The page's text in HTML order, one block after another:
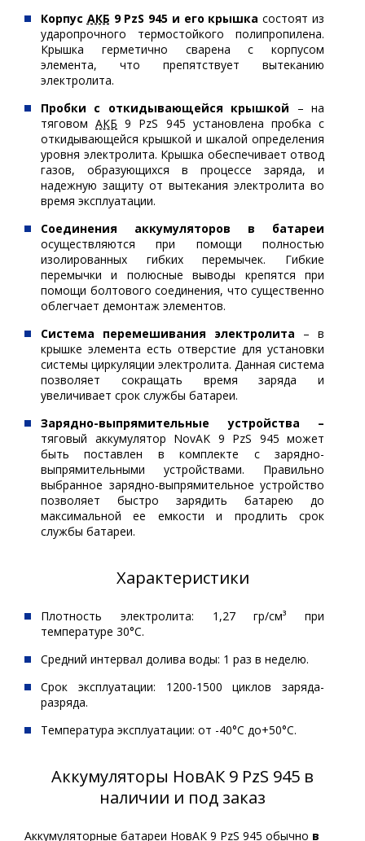
Корпус АКБ 9 PzS 945 и его крышка состоят из
ударопрочного термостойкого полипропилена.
Крышка герметично сварена с корпусом
элемента, что препятствует вытеканию
электролита.
Пробки с откидывающейся крышкой – на
тяговомАКБ 9 PzS 945 установлена пробка с
откидывающейся крышкой и шкалой определения
уровня электролита. Крышка обеспечивает отвод
газов, образующихся в процессе заряда, и
надежную защиту от вытекания электролита во
время эксплуатации.
Соединения аккумуляторов в батареи
осуществляются при помощи полностью
изолированных гибких перемычек. Гибкие
перемычки и полюсные выводы крепятся при
помощи болтового соединения, что существенно
облегчает демонтаж элементов.
Система перемешивания электролита – в
крышке элемента есть отверстие для установки
системы циркуляции электролита. Данная система
позволяет сокращать время заряда и
увеличивает срок службы батареи.
Зарядно-выпрямительные устройства –
тяговый аккумулятор NovAK 9 PzS 945 может
быть поставлен в комплекте с зарядно-
выпрямительными устройствами. Правильно
выбранное зарядно-выпрямительное устройство
позволяет быстро зарядить батарею до
максимальной ее емкости и продлить срок
службы батареи.
Характеристики
Плотность электролита: 1,27 гр/см³ при
температуре 30°С.
Средний интервал долива воды: 1 раз в неделю.
Срок эксплуатации: 1200-1500 циклов заряда-
разряда.
Температура эксплуатации: от -40°С до+50°С.
Аккумуляторы НовАК 9 PzS 945 в
наличии и под заказ
Аккумуляторные батареи НовАК 9 PzS 945 обычно в